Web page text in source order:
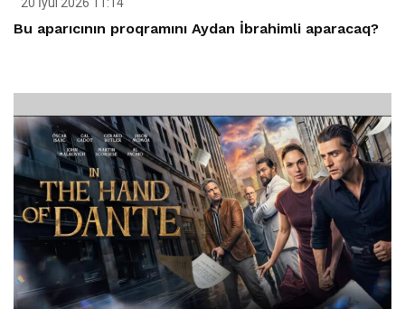
Bu aparıcının proqramını Aydan İbrahimli aparacaq?